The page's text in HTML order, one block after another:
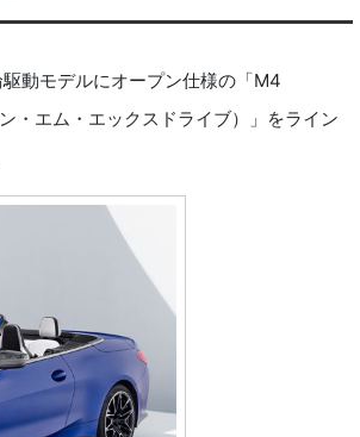
動モデルにオープン仕様の「M4
エム・エックスドライブ）」をライン